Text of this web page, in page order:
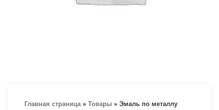
Главная страница» Товары » Эмаль по металлу